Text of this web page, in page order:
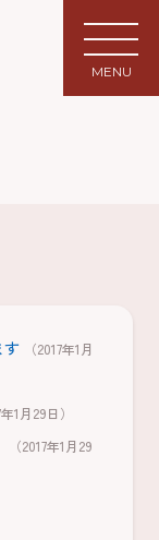
MENU
す
（2017年1月
年1月29日）
（2017年1月29